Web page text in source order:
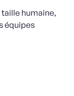
humaine,
équipes